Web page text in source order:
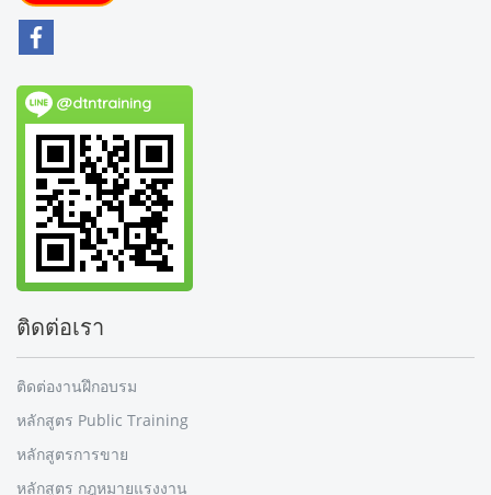
@dtntraining
ติดต่อเรา
ติดต่องานฝึกอบรม
หลักสูตร Public Training
หลักสูตรการขาย
หลักสูตร กฎหมายแรงงาน